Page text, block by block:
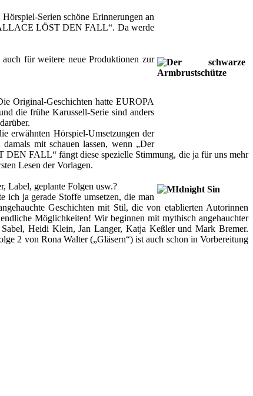
Serien schöne Erinnerungen an
LÖST DEN FALL“. Da werde
für weitere neue Produktionen zur
Original-Geschichten hatte EUROPA
die frühe Karussell-Serie sind anders
erwähnten Hörspiel-Umsetzungen der
mit schauen lassen, wenn „Der
FALL“ fängt diese spezielle Stimmung, die ja für uns mehr
Lesen der Vorlagen.
Label, geplante Folgen usw.?
ja gerade Stoffe umsetzen, die man
Geschichten mit Stil, die von etablierten Autorinnen
Möglichkeiten! Wir beginnen mit mythisch angehauchter
Heidi Klein, Jan Langer, Katja Keßler und Mark Bremer.
2 von Rona Walter („Gläsern“) ist auch schon in Vorbereitung